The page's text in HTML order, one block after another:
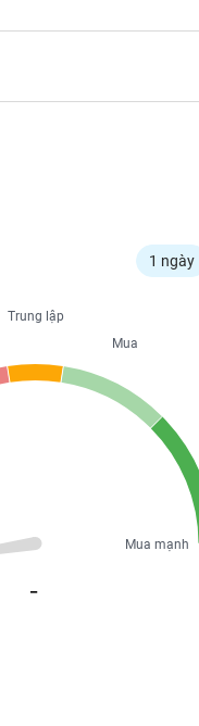
1 ngày
Trung lập
Mua
Mua mạnh